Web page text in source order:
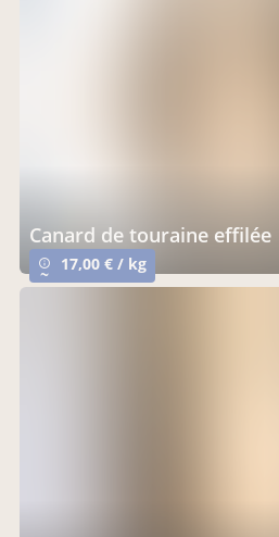
canard de touraine effilée
info_outline
~ 17,00 € / kg